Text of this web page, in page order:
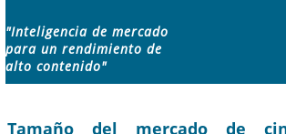
"Inteligencia de mercado
para un rendimiento de
alto contenido"
Tamaño del mercado de